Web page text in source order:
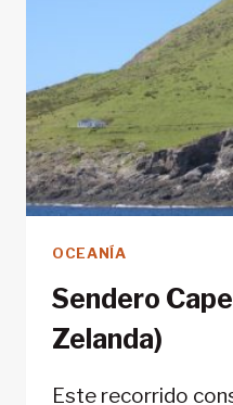
OCEANÍA
Sendero
Zelanda)
Este recorrido